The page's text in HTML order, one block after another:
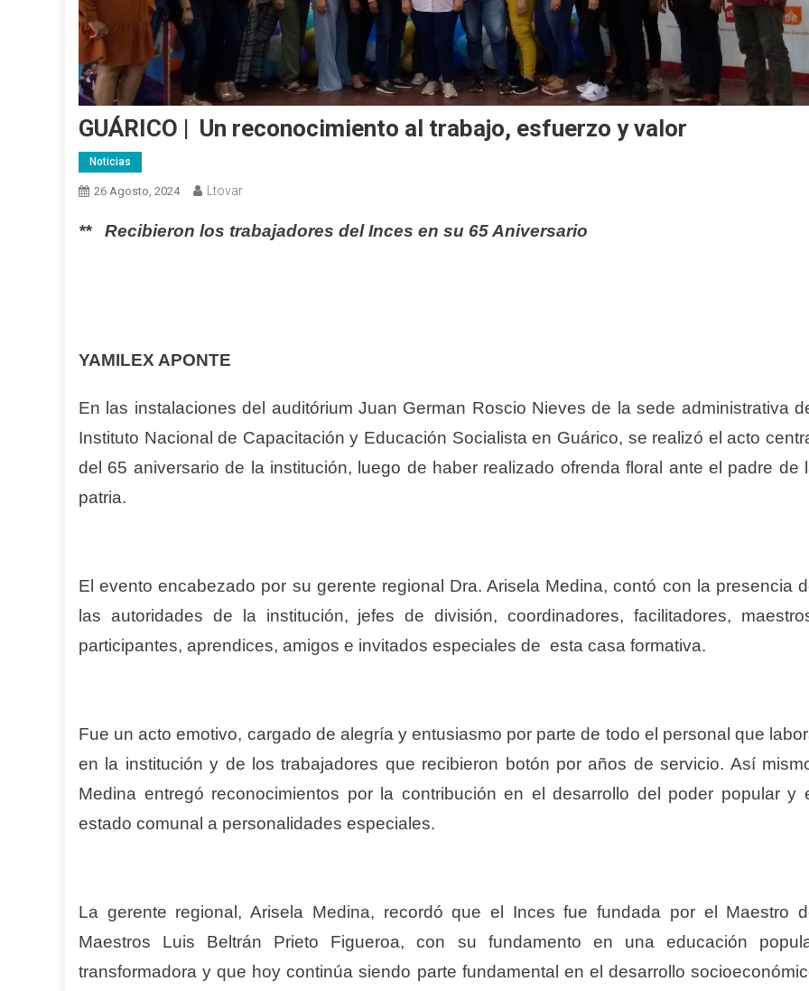
GUÁRICO | Un reconocimiento al trabajo, esfuerzo y valor
Noticias
26 Agosto, 2024 Ltovar
** Recibieron los trabajadores del Inces en su 65 Aniversario
YAMILEX APONTE
En las instalaciones del auditórium Juan German Roscio Nieves de la sede administrativa
Instituto Nacional de Capacitación y Educación Socialista en Guárico, se realizó el acto
del 65 aniversario de la institución, luego de haber realizado ofrenda floral ante el padre de
patria.
El evento encabezado por su gerente regional Dra. Arisela Medina, contó con la presencia
las autoridades de la institución, jefes de división, coordinadores, facilitadores,
participantes, aprendices, amigos e invitados especiales de esta casa formativa.
Fue un acto emotivo, cargado de alegría y entusiasmo por parte de todo el personal que
en la institución y de los trabajadores que recibieron botón por años de servicio. Así
Medina entregó reconocimientos por la contribución en el desarrollo del poder popular y
estado comunal a personalidades especiales.
La gerente regional, Arisela Medina, recordó que el Inces fue fundada por el Maestro
Maestros Luis Beltrán Prieto Figueroa, con su fundamento en una educación
transformadora y que hoy continúa siendo parte fundamental en el desarrollo